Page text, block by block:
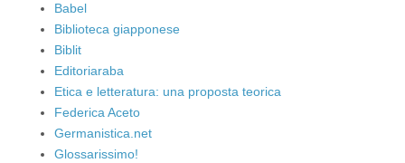
Babel
Biblioteca giapponese
Biblit
Editoriaraba
Etica e letteratura: una proposta teorica
Federica Aceto
Germanistica.net
Glossarissimo!